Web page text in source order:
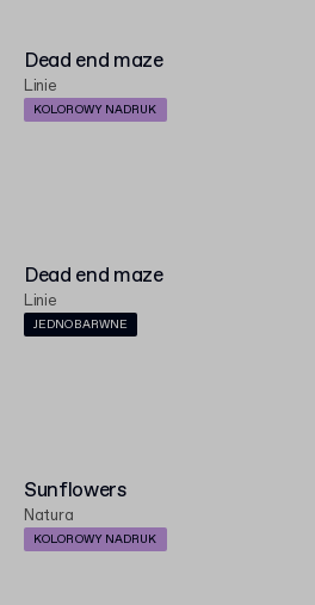
Dead end maze
Linie
KOLOROWY NADRUK
Dead end maze
Linie
JEDNOBARWNE
Sunflowers
Natura
KOLOROWY NADRUK